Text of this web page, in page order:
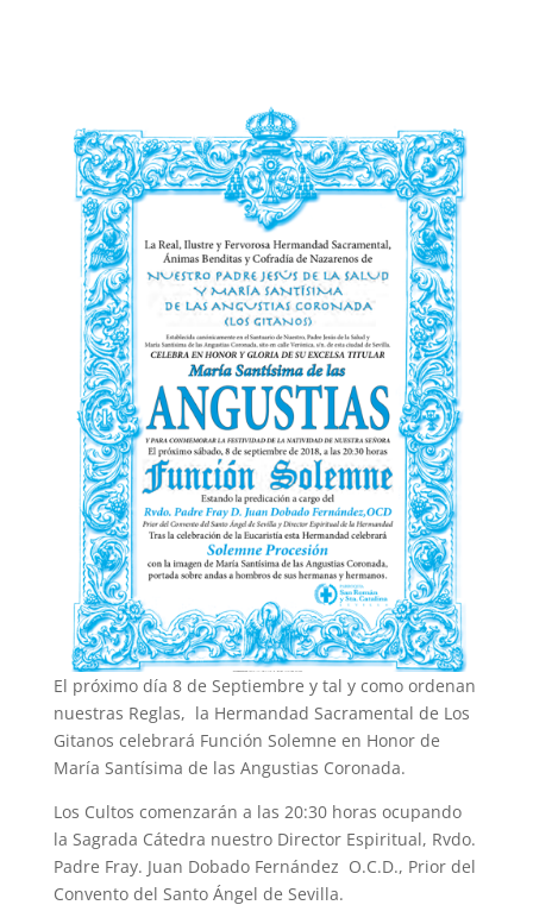
El próximo día 8 de Septiembre y tal y como ordenan
nuestras Reglas, la Hermandad Sacramental de Los
Gitanos celebrará Función Solemne en Honor de
María Santísima de las Angustias Coronada.
Los Cultos comenzarán a las 20:30 horas ocupando
la Sagrada Cátedra nuestro Director Espiritual, Rvdo.
Padre Fray. Juan Dobado Fernández O.C.D., Prior del
Convento del Santo Ángel de Sevilla.